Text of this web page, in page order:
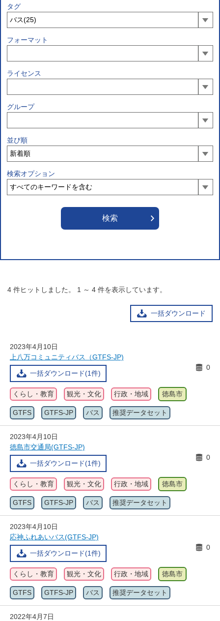
タグ
フォーマット
ライセンス
グループ
並び順
検索オプション
4 件ヒットしました。 1 ～ 4 件を表示しています。
一括ダウンロード
2023年4月10日
上八万コミュニティバス（GTFS-JP)
一括ダウンロード(1件)
0
くらし・教育 観光・文化 行政・地域 徳島市
GTFS GTFS-JP バス 推奨データセット
2023年4月10日
徳島市交通局(GTFS-JP)
一括ダウンロード(1件)
0
くらし・教育 観光・文化 行政・地域 徳島市
GTFS GTFS-JP バス 推奨データセット
2023年4月10日
応神ふれあいバス(GTFS-JP)
一括ダウンロード(1件)
0
くらし・教育 観光・文化 行政・地域 徳島市
GTFS GTFS-JP バス 推奨データセット
2022年4月7日